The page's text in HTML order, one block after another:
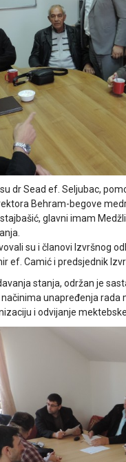
dr Sead ef. Seljubac,
Behram-begove
glavni imam
su i članovi Izvršnog
ef. Camić i predsjednik
stanja, održan je
unapređenja
i odvijanje